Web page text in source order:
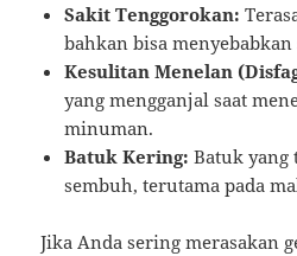
Sakit Tenggorokan:
bahkan bisa menyebabkan
Kesulitan Menelan
yang mengganjal saat
minuman.
Batuk Kering: Batuk
sembuh, terutama pada
Jika Anda sering merasakan